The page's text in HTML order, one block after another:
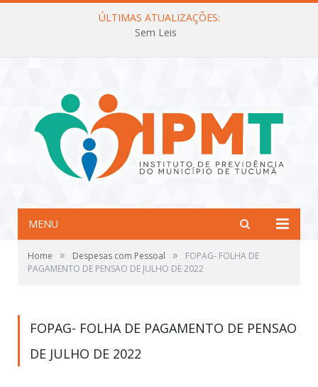
ÚLTIMAS ATUALIZAÇÕES:
Sem Leis
MENU
Home » Despesas com Pessoal »
FOPAG- FOLHA DE
PAGAMENTO DE PENSAO DE JULHO DE 2022
FOPAG- FOLHA DE PAGAMENTO DE PENSAO
DE JULHO DE 2022